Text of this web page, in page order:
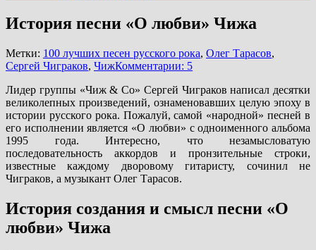
История песни «О любви» Чижа
Метки: 100 лучших песен русского рока, Олег Тарасов,
Сергей Чиграков, ЧижКомментарии: 5
Лидер группы «Чиж & Со» Сергей Чиграков написал десятки
великолепных произведений, ознаменовавших целую эпоху в
истории русского рока. Пожалуй, самой «народной» песней в
его исполнении является «О любви» с одноименного альбома
1995 года. Интересно, что незамысловатую
последовательность аккордов и пронзительные строки,
известные каждому дворовому гитаристу, сочинил не
Чиграков, а музыкант Олег Тарасов.
История создания и смысл песни «О
любви» Чижа